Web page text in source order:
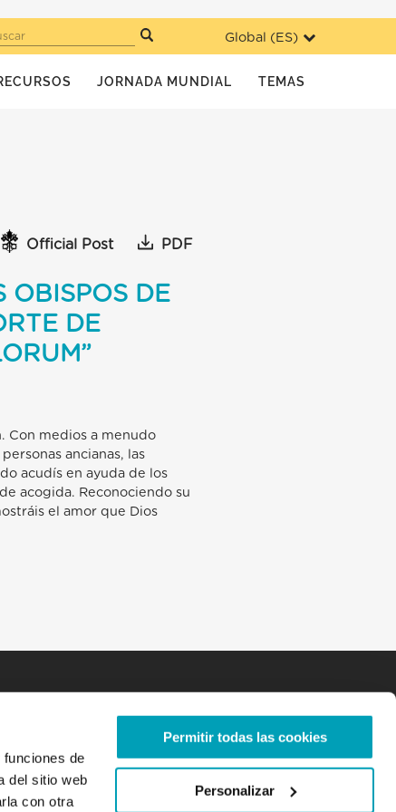
de
del sitio web
con otra
Permitir todas las cookies
Personalizar
Global (ES)
JORNADA MUNDIAL TEMAS
Official Post PDF
OBISPOS DE
DE
Con medios a menudo
ancianas, las
acudís en ayuda de los
acogida. Reconociendo su
el amor que Dios